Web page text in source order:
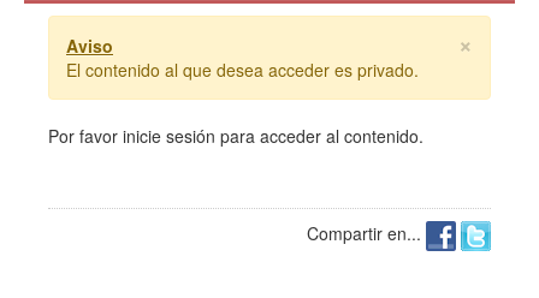
×
Aviso
El contenido al que desea acceder es privado.
Por favor inicie sesión para acceder al contenido.
Compartir en...